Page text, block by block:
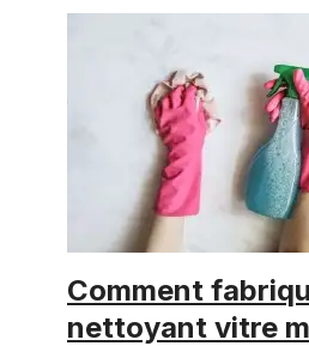
Comment
nettoyant vitre